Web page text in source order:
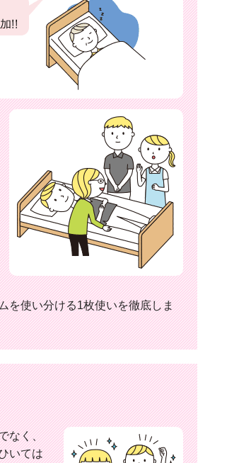
を使い分ける1枚使いを徹底しま
なく、
いては